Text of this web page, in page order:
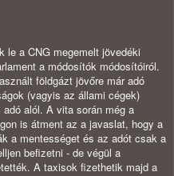
le a CNG megemelt jövedéki
a módosítók módosítóiról.
földgázt jövőre már adó
(vagyis az állami cégek)
alól. A vita során még a
is átment az a javaslat, hogy a
a mentességet és az adót csak a
befizetni - de végül a
A taxisok fizethetik majd a